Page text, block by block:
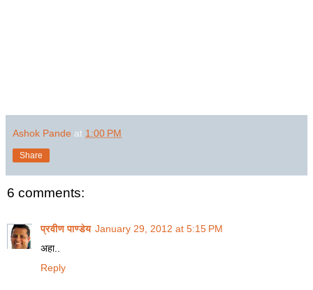
Ashok Pande at 1:00 PM
Share
6 comments:
प्रवीण पाण्डेय January 29, 2012 at 5:15 PM
अहा..
Reply